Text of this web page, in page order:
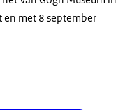
met 8 september